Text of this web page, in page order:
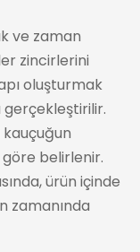
ve zaman
zincirlerini
oluşturmak
gerçekleştirilir.
kauçuğun
belirlenir.
ürün içinde
zamanında